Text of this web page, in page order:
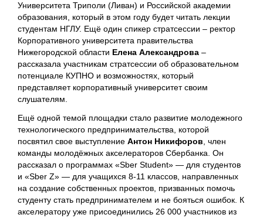
Университета Триполи (Ливан) и Российской академии
образования, который в этом году будет читать лекции
студентам НГЛУ. Ещё один спикер стратсессии – ректор
Корпоративного университета правительства
Нижегородской области Елена Александрова –
рассказала участникам стратсессии об образовательном
потенциале КУПНО и возможностях, который
представляет корпоративный университет своим
слушателям.
Ещё одной темой площадки стало развитие молодежного
технологического предпринимательства, которой
посвятил свое выступление Антон Никифоров , член
команды молодёжных акселераторов Сбербанка. Он
рассказал о программах «Sber Student» — для студентов
и «Sber Z» — для учащихся 8-11 классов, направленных
на создание собственных проектов, призванных помочь
студенту стать предпринимателем и не бояться ошибок. К
акселератору уже присоединились 26 000 участников из